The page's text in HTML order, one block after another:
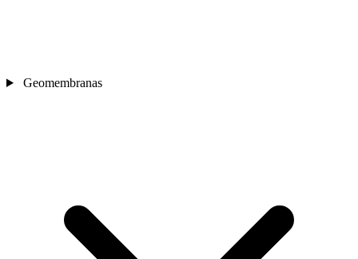
Geomembranas